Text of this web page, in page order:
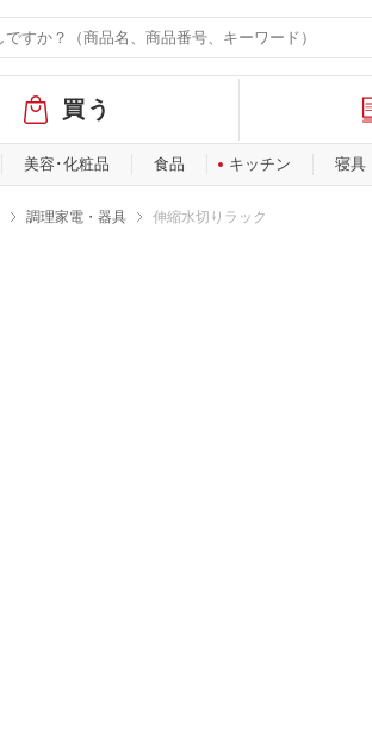
買う
美容･化粧品 食品 キッチン 寝具
調理家電・器具 伸縮水切りラック